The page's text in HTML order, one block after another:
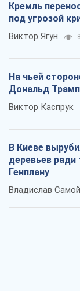
Кремль
под угрозой
Виктор Ягун
На чьей
Дональд
Виктор Каспрук
В Киеве
деревьев ради
Генплану
Владислав